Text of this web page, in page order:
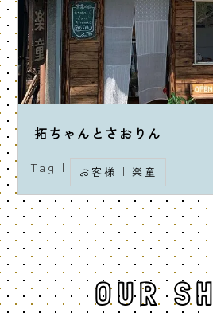
拓ちゃんとさおりん
Tag | お客様 |楽童
OUR